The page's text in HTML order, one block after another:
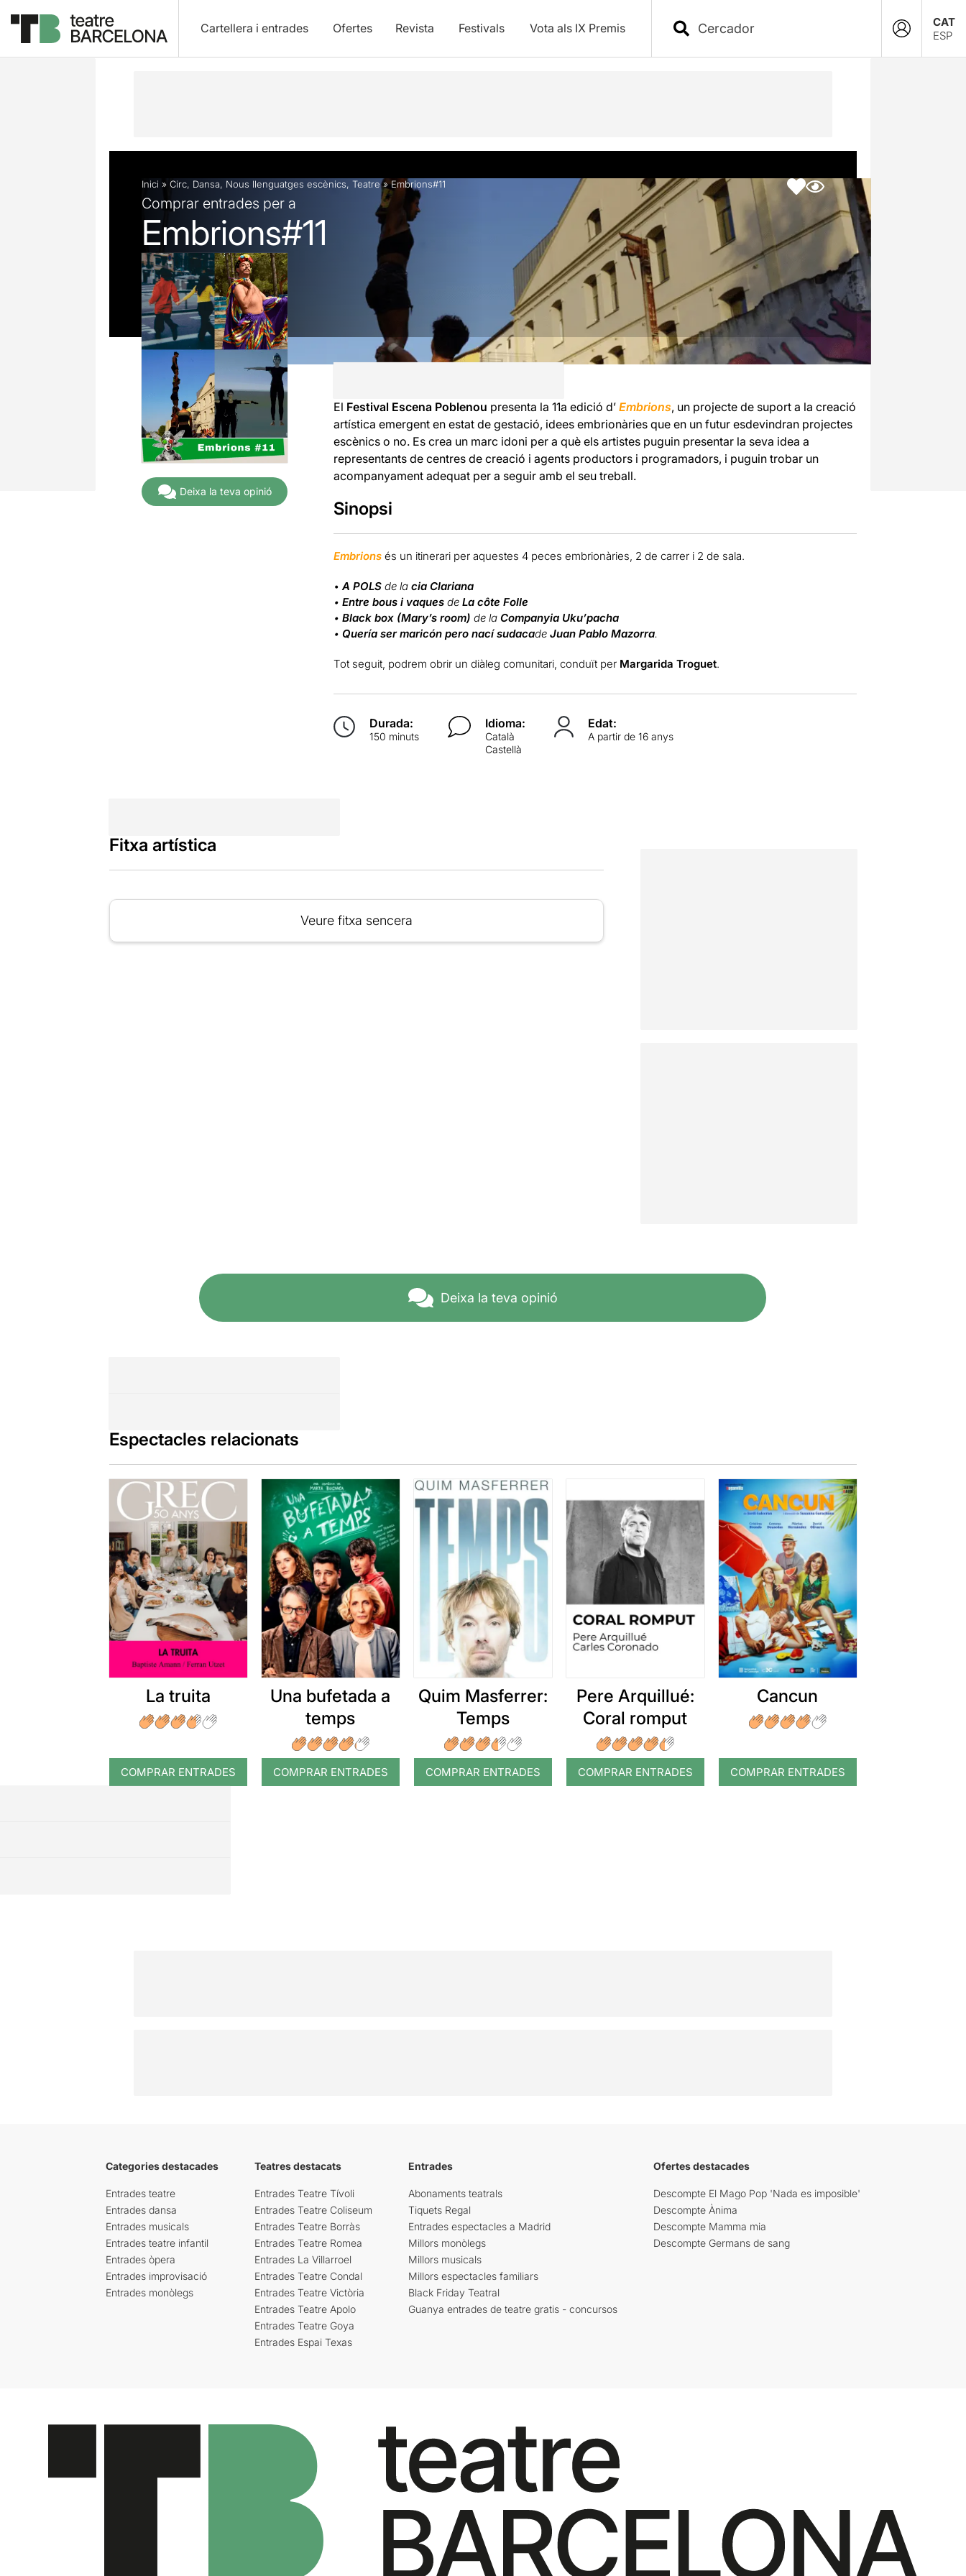
Cartellera i entrades Ofertes Revista Festivals Vota als IX Premis
CAT
ESP
Descripció Fitxa artística
Inici » Circ, Dansa, Nous llenguatges escènics, Teatre»Embrions#11
Comprar entrades per a
Embrions#11
Deixa la teva opinió
El Festival Escena Poblenou presenta la 11a edició d’ Embrions, un projecte de suport a la creació
artística emergent en estat de gestació, idees embrionàries que en un futur esdevindran projectes
escènics o no. Es crea un marc idoni per a què els artistes puguin presentar la seva idea a
representants de centres de creació i agents productors i programadors, i puguin trobar un
acompanyament adequat per a seguir amb el seu treball.
Sinopsi
Embrions és un itinerari per aquestes 4 peces embrionàries, 2 de carrer i 2 de sala.
• A POLSde lacia Clariana
• Entre bous i vaques deLa côte Folle
• Black box (Mary’s room) de laCompanyia Uku’pacha
• Quería ser maricón pero nací sudacadeJuan Pablo Mazorra.
Tot seguit, podrem obrir un diàleg comunitari, conduït per Margarida Troguet.
Durada:
150 minuts
Idioma:
Català
Castellà
Edat:
A partir de 16 anys
Fitxa artística
Veure fitxa sencera
Deixa la teva opinió
Espectacles relacionats
La truita
COMPRAR ENTRADES
Una bufetada a
temps
COMPRAR ENTRADES
Quim Masferrer:
Temps
COMPRAR ENTRADES
Pere Arquillué:
Coral romput
COMPRAR ENTRADES
Cancun
COMPRAR ENTRADES
Categories destacades
Entrades teatre
Entrades dansa
Entrades musicals
Entrades teatre infantil
Entrades òpera
Entrades improvisació
Entrades monòlegs
Teatres destacats
Entrades Teatre Tívoli
Entrades Teatre Coliseum
Entrades Teatre Borràs
Entrades Teatre Romea
Entrades La Villarroel
Entrades Teatre Condal
Entrades Teatre Victòria
Entrades Teatre Apolo
Entrades Teatre Goya
Entrades Espai Texas
Entrades
Abonaments teatrals
Tiquets Regal
Entrades espectacles a Madrid
Millors monòlegs
Millors musicals
Millors espectacles familiars
Black Friday Teatral
Guanya entrades de teatre gratis - concursos
Ofertes destacades
Descompte El Mago Pop 'Nada es imposible'
Descompte Ànima
Descompte Mamma mia
Descompte Germans de sang